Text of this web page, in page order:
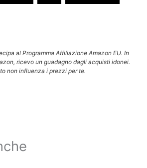
al Programma Affiliazione Amazon EU. In
ricevo un guadagno dagli acquisti idonei.
non influenza i prezzi per te.